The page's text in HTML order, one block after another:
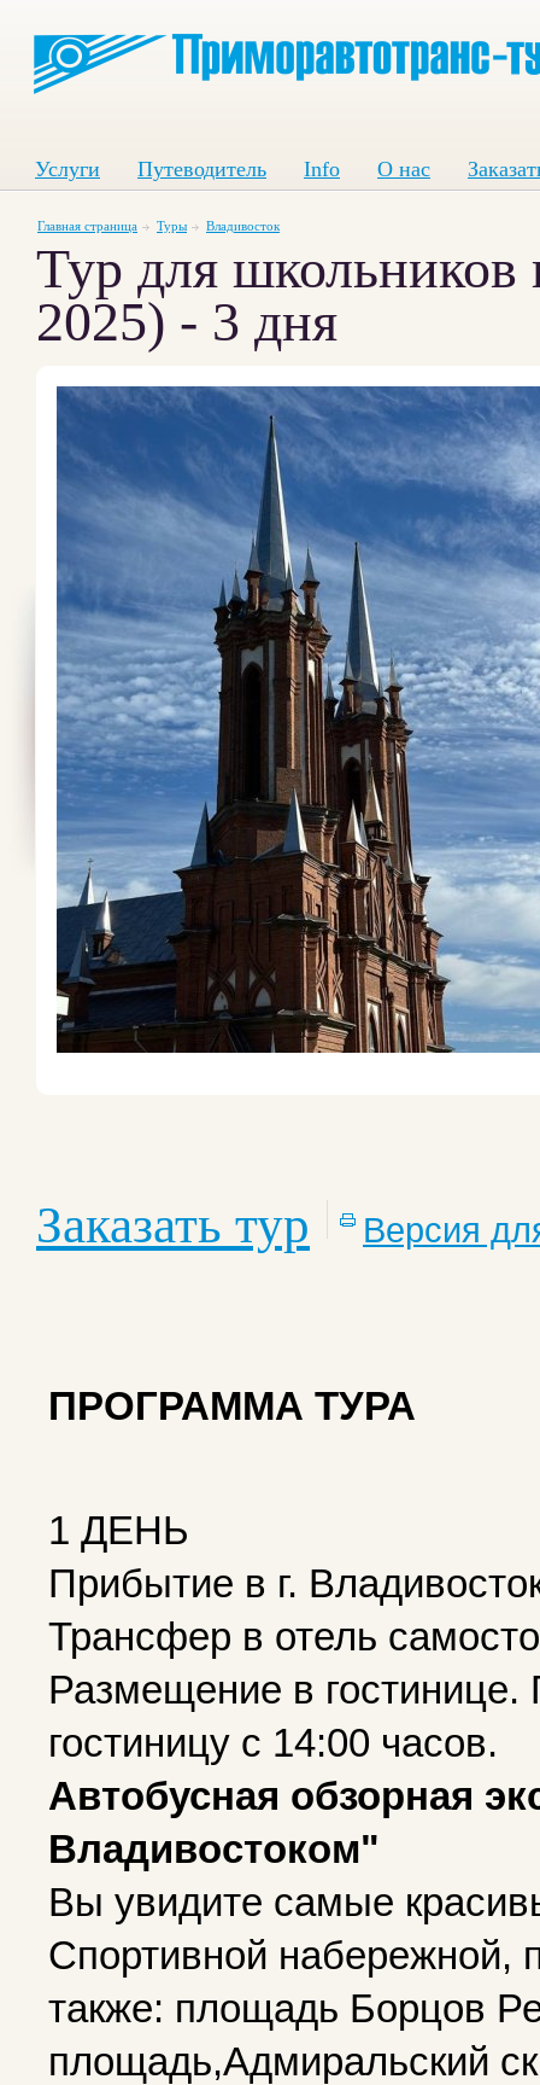
Услуги Путеводитель Info О нас
Главная страница Туры Владивосток
Тур для школьников
2025) - 3 дня
Заказать тур Версия
ПРОГРАММА ТУРА
1 ДЕНЬ
Прибытие в г.
Трансфер в отель
Размещение в гостинице.
гостиницу с 14:00 часов.
Автобусная обзорная
Владивостоком"
Вы увидите самые
Спортивной набережной,
также: площадь Борцов
площадь,Адмиральский